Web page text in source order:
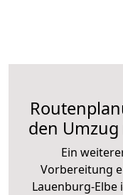
den
Ein
Vorbereitung
Lauenburg-Elbe